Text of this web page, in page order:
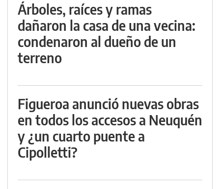
Árboles, raíces y ramas
dañaron la casa de una vecina:
condenaron al dueño de un
terreno
Figueroa anunció nuevas obras
en todos los accesos a Neuquén
y ¿un cuarto puente a
Cipolletti?